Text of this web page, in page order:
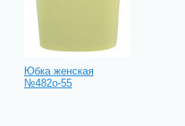
Юбка женская
№482о-55